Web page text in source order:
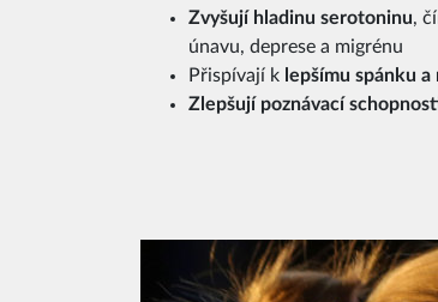
Zvyšují hladinu serotoninu,
únavu, deprese a migrénu
Přispívají k lepšímu spánku a
Zlepšují poznávací